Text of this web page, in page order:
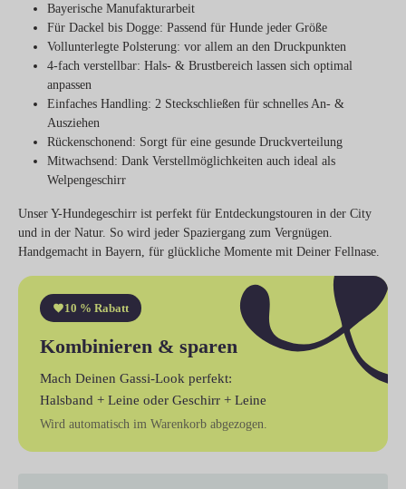
Bayerische Manufakturarbeit
Für Dackel bis Dogge: Passend für Hunde jeder Größe
Vollunterlegte Polsterung: vor allem an den Druckpunkten
4-fach verstellbar: Hals- & Brustbereich lassen sich optimal
anpassen
Einfaches Handling: 2 Steckschließen für schnelles An- &
Ausziehen
Rückenschonend: Sorgt für eine gesunde Druckverteilung
Mitwachsend: Dank Verstellmöglichkeiten auch ideal als
Welpengeschirr
Unser Y-Hundegeschirr ist perfekt für Entdeckungstouren in der City
und in der Natur. So wird jeder Spaziergang zum Vergnügen.
Handgemacht in Bayern, für glückliche Momente mit Deiner Fellnase.
10 % Rabatt
Kombinieren & sparen
Mach Deinen Gassi-Look perfekt:
Halsband + Leine oder Geschirr + Leine
Wird automatisch im Warenkorb abgezogen.